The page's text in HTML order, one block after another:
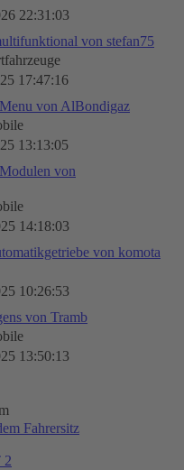
22:31:03
von stefan75
17:47:16
von AlBondigaz
13:13:05
von
14:18:03
von komota
10:26:53
von Tramb
13:50:13
Fahrersitz
2